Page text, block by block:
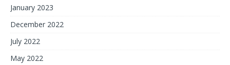
January 2023
December 2022
July 2022
May 2022